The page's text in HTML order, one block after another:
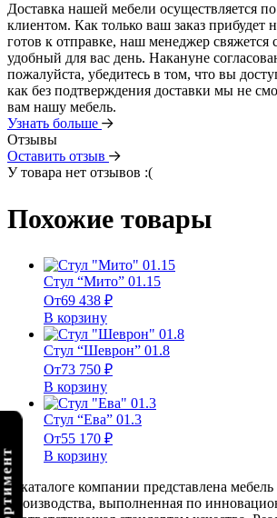
Доставка нашей мебели осуществляется
клиентом. Как только ваш заказ прибудет
готов к отправке, наш менеджер свяжется
удобный для вас день. Накануне
пожалуйста, убедитесь в том, что вы
как без подтверждения доставки мы не
вам нашу мебель.
Узнать больше
Отзывы
Оставить отзыв
У товара нет отзывов :(
Похожие товары
Стул “Мито” 01.15
От69 438 ₽
В корзину
Стул “Шеврон” 01.8
От73 750 ₽
В корзину
Стул “Ева” 01.3
От55 170 ₽
В корзину
В каталоге компании представлена
производства, выполненная по